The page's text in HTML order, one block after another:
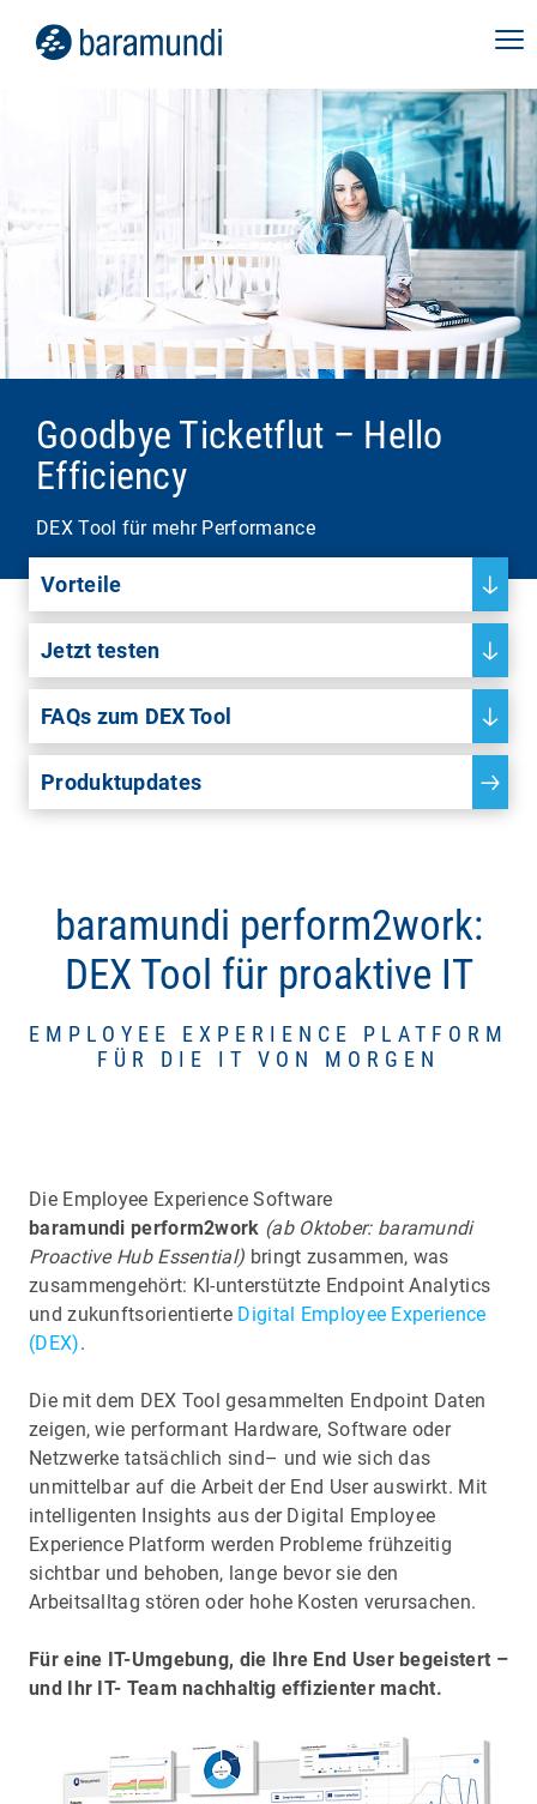
Goodbye Ticketflut – Hello
Efficiency
DEX Tool für mehr Performance
Vorteile
Jetzt testen
FAQs zum DEX Tool
Produktupdates
baramundi perform2work:
DEX Tool für proaktive IT
EMPLOYEE EXPERIENCE PLATFORM
FÜR DIE IT VON MORGEN
Die Employee Experience Software
baramundi perform2work (ab Oktober: baramundi
Proactive Hub Essential) bringt zusammen, was
zusammengehört: KI-unterstützte Endpoint Analytics
und zukunftsorientierte Digital Employee Experience
(DEX).
Die mit dem DEX Tool gesammelten Endpoint Daten
zeigen, wie performant Hardware, Software oder
Netzwerke tatsächlich sind– und wie sich das
unmittelbar auf die Arbeit der End User auswirkt. Mit
intelligenten Insights aus der Digital Employee
Experience Platform werden Probleme frühzeitig
sichtbar und behoben, lange bevor sie den
Arbeitsalltag stören oder hohe Kosten verursachen.
Für eine IT-Umgebung, die Ihre End User begeistert –
und Ihr IT- Team nachhaltig effizienter macht.